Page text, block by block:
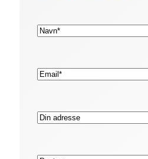
Navn*
E-
mail*
Adresse
Postnr.